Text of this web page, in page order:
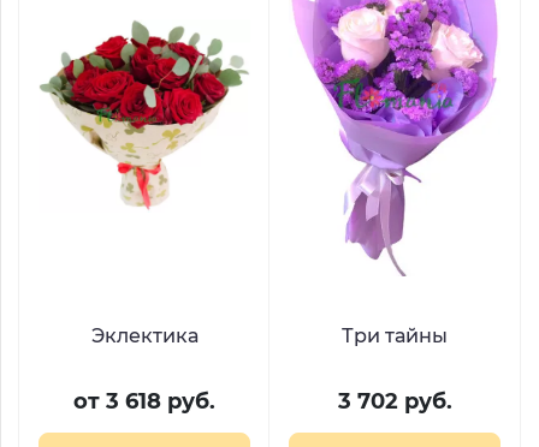
Эклектика
от 3 618 руб.
Три тайны
3 702 руб.